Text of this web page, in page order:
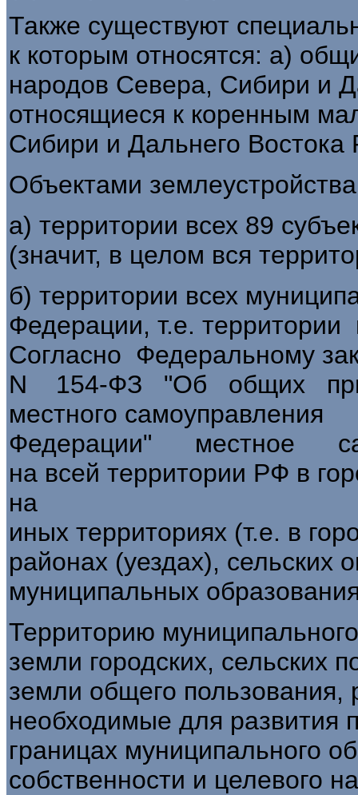
Также существуют
к которым относятся: а)
народов Севера, Сибири и
относящиеся к коренным
Сибири и Дальнего Востока
Объектами
а) территории всех 89
(значит, в целом вся
б) территории всех
Федерации, т.е.
Согласно Федеральному
N 154-ФЗ "Об общих
местного
Федерации" местное
на всей территории РФ в
на
иных территориях (т.е. в
районах (уездах), сельских
муниципальных
Территорию
земли городских, сельских
земли общего
необходимые для развития
границах муниципального
собственности и целевого